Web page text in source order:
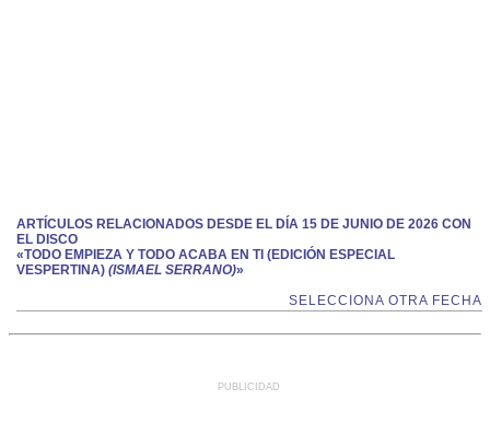
ARTÍCULOS RELACIONADOS DESDE EL DÍA 15 DE JUNIO DE 2026 CON
EL DISCO
«TODO EMPIEZA Y TODO ACABA EN TI (EDICIÓN ESPECIAL
VESPERTINA) (ISMAEL SERRANO)»
SELECCIONA OTRA FECHA
PUBLICIDAD